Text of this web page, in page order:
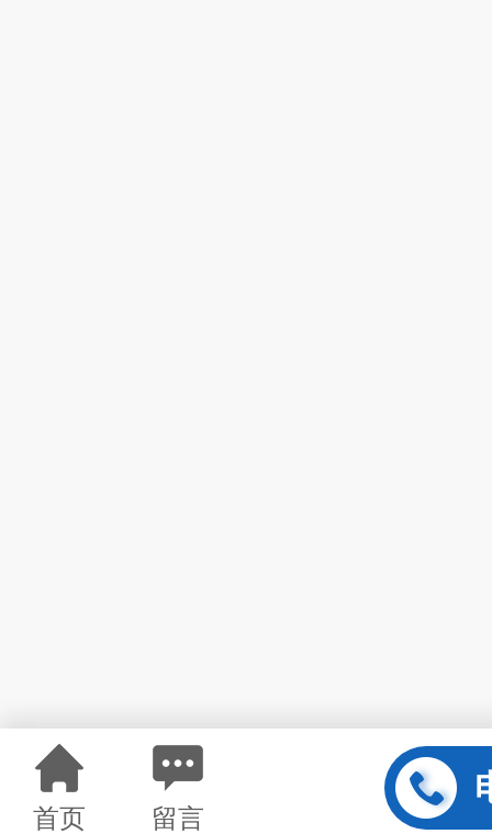
首页 留言